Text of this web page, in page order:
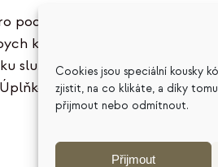
Cookies jsou speciální kousky
zjistit, na co klikáte, a díky
přijmout nebo odmítnout.
Přijmout
podnikatele ve službách. Ve
klientům pomohla dělat
služeb, podnikatelský model
zpravodaj a sdílím